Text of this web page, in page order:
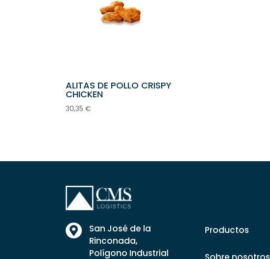
ALITAS DE POLLO CRISPY
CHICKEN
30,35€

San José de la
Rinconada,
Polígono Industrial
Productos